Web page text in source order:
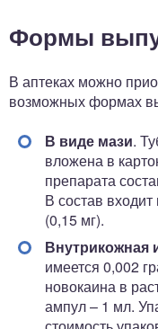
Формы
В аптеках можно
возможных формах
В виде мази.
вложена в
препарата
В состав
(0,15 мг).
Внутрикожная
имеется 0,002
новокаина в
ампул – 1 мл.